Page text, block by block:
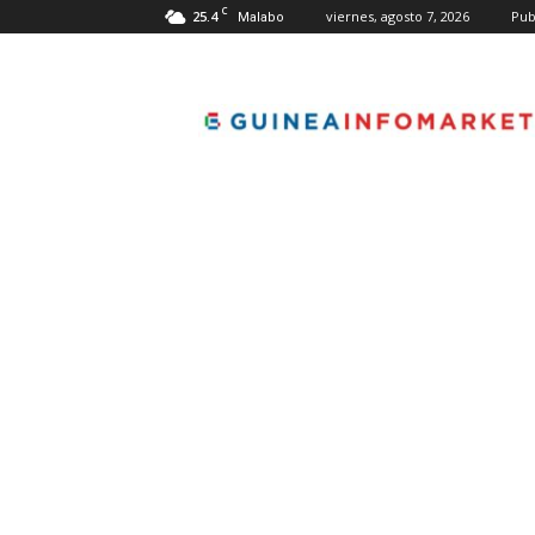
25.4 C Malabo viernes, agosto 7, 2026